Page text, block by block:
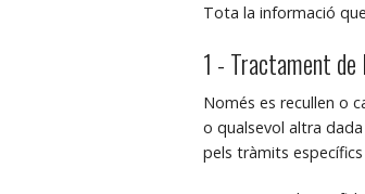
Tota la informació
1 - Tractament de
Només es recullen o
o qualsevol altra
pels tràmits